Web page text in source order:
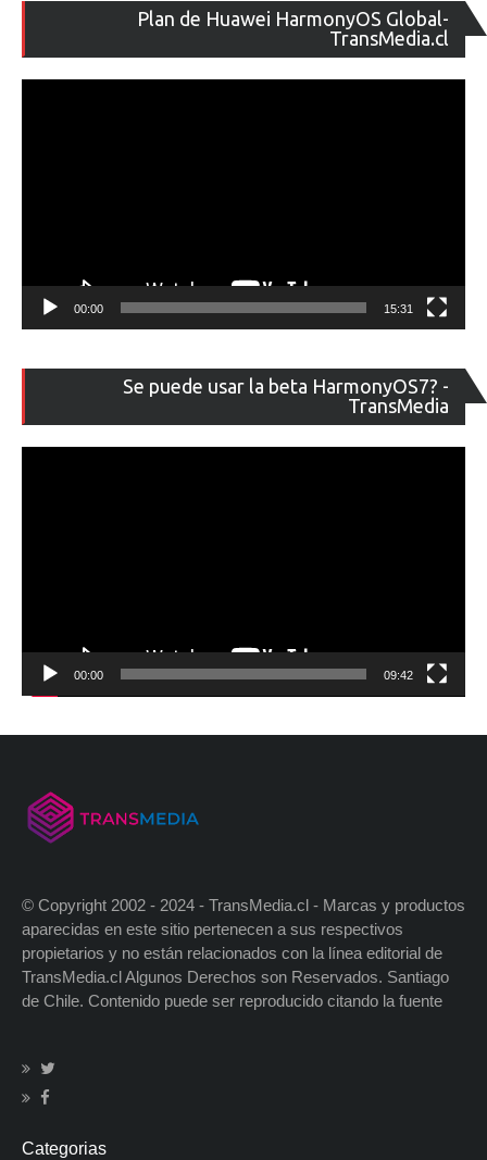
Plan de Huawei HarmonyOS Global-
TransMedia.cl
de
00:00 15:31
Se puede usar la beta HarmonyOS7? -
TransMedia
de
00:00 09:42
© Copyright 2002 - 2024 - TransMedia.cl - Marcas y productos
aparecidas en este sitio pertenecen a sus respectivos
propietarios y no están relacionados con la línea editorial de
TransMedia.cl Algunos Derechos son Reservados. Santiago
de Chile. Contenido puede ser reproducido citando la fuente
Categorias